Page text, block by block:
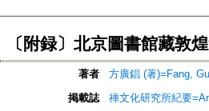
〔附録〕北京圖書館藏敦
著者 方廣錩 (著)=Fang,
掲載誌
禅文化研究所紀要